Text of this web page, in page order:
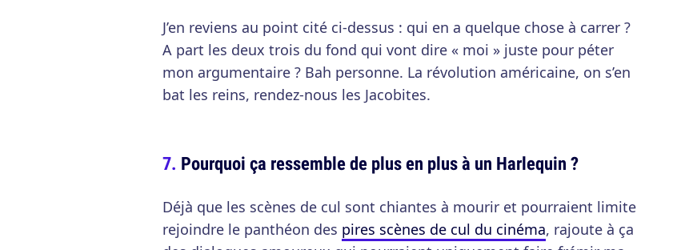
J’en reviens au point cité ci-dessus : qui en a quelque chose à carrer ?
A part les deux trois du fond qui vont dire « moi » juste pour péter
mon argumentaire ? Bah personne. La révolution américaine, on s’en
bat les reins, rendez-nous les Jacobites.
Pourquoi ça ressemble de plus en plus à un Harlequin ?
Déjà que les scènes de cul sont chiantes à mourir et pourraient limite
rejoindre le panthéon des pires scènes de cul du cinéma, rajoute à ça